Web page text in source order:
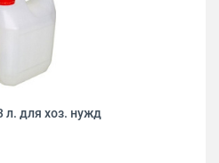
л. для хоз. нужд